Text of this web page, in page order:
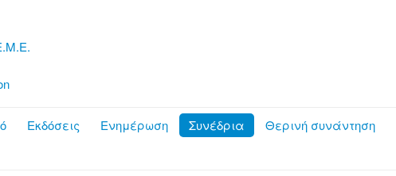
Εκδόσεις Ενημέρωση Συνέδρια Θερινή συνάντηση